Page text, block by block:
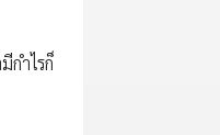
กำไรก็